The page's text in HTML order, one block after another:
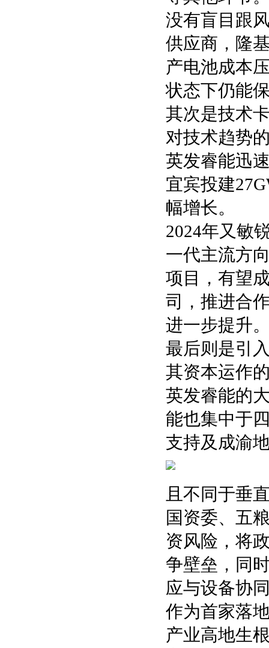
没有盲目跟
供应商，隆
产电池成本
状态下仍能
其次是技术
对技术趋势
英发睿能迅
宜宾投建
幅增长。
2024年又敏
一代主流方
项目，有望
司，推进合
进一步提升
最后则是引
其资本运作
英发睿能的
能也集中于
支持及成渝
且不同于垂
国资委、五
资风险，将
争壁垒，同
应与设备协
作为首家落
产业高地生